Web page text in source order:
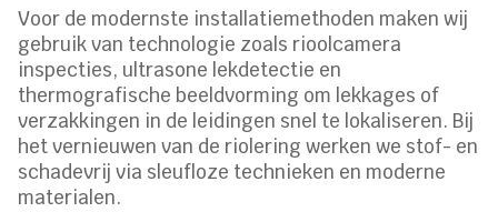
Voor de modernste installatiemethoden maken wij
gebruik van technologie zoals rioolcamera
inspecties, ultrasone lekdetectie en
thermografische beeldvorming om lekkages of
verzakkingen in de leidingen snel te lokaliseren. Bij
het vernieuwen van de riolering werken we stof- en
schadevrij via sleufloze technieken en moderne
materialen.